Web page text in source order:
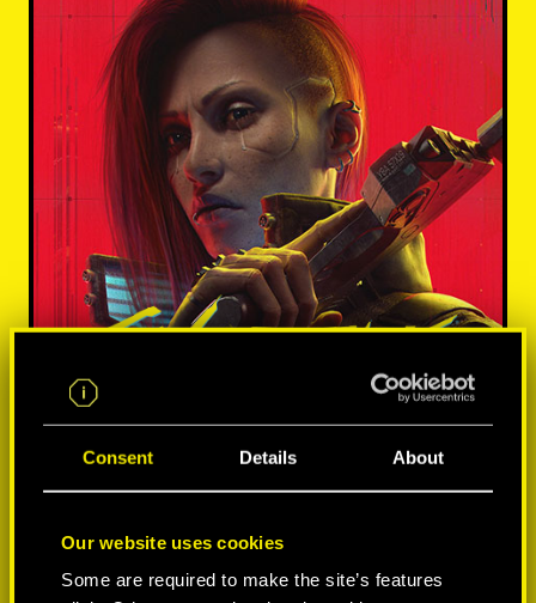
Consent Details About
Our website uses cookies
Some are required to make the site’s features
MÁS INFORMACIÓN